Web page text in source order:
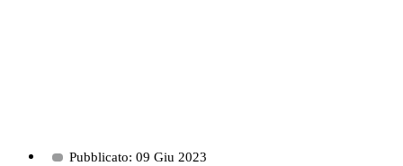
Pubblicato: 09 Giu 2023